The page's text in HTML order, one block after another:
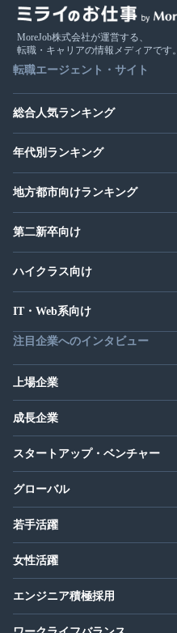
MoreJob株式会社が運営する、
転職・キャリアの情報メディアです。
転職エージェント・サイト
総合人気ランキング
年代別ランキング
地方都市向けランキング
第二新卒向け
ハイクラス向け
IT・Web系向け
注目企業へのインタビュー
上場企業
成長企業
スタートアップ・ベンチャー
グローバル
若手活躍
女性活躍
エンジニア積極採用